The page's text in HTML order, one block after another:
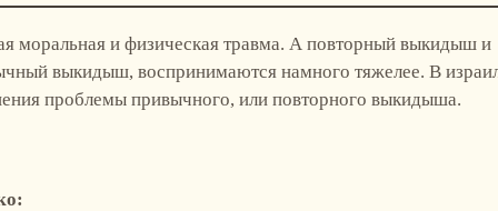
моральная и физическая травма. А повторный выкидыш и
выкидыш, воспринимаются намного тяжелее. В
проблемы привычного, или повторного выкидыша.